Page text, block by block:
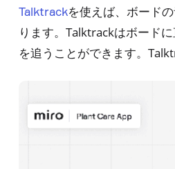
Talktrackを使えば、ボード
ります。Talktrackはボード
を追うことができます。